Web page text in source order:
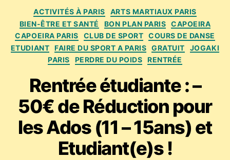
Catégories
ACTIVITÉS À PARIS
ARTS MARTIAUX PARIS
BIEN-ÊTRE ET SANTÉ
BON PLAN PARIS CAPOEIRA
CAPOEIRA PARIS
CLUB DE SPORT
COURS DE DANSE
ETUDIANT FAIRE DU SPORT A PARIS GRATUIT
JOGAKI
PARIS
PERDRE DU POIDS RENTRÉE
Rentrée étudiante : –
50€ de Réduction pour
les Ados (11 – 15ans) et
Etudiant(e)s !